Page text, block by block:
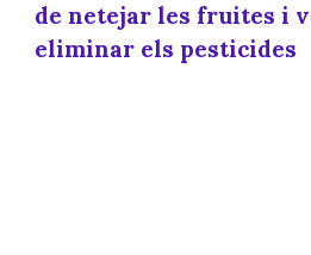
de netejar les fruites i
eliminar els pesticides